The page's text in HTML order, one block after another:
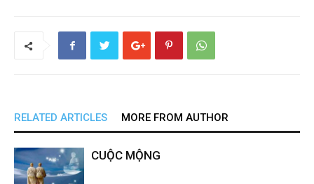
RELATED ARTICLES MORE FROM AUTHOR
CUỘC MỘNG